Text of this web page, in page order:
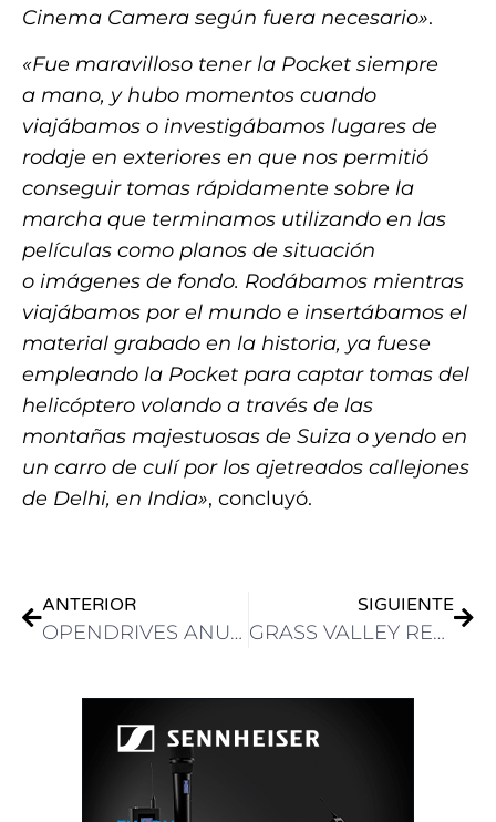
Cinema Camera según fuera necesario».
«Fue maravilloso tener la Pocket siempre
a mano, y hubo momentos cuando
viajábamos o investigábamos lugares de
rodaje en exteriores en que nos permitió
conseguir tomas rápidamente sobre la
marcha que terminamos utilizando en las
películas como planos de situación
o imágenes de fondo. Rodábamos mientras
viajábamos por el mundo e insertábamos el
material grabado en la historia, ya fuese
empleando la Pocket para captar tomas del
helicóptero volando a través de las
montañas majestuosas de Suiza o yendo en
un carro de culí por los ajetreados callejones
de Delhi, en India», concluyó.
ANTERIOR
OPENDRIVES ANUNCIA UN EQUIPO DE LIDERAZGO AMPLIADO PARA RESPALDAR SU CRECIMIENTO E INNOVACIÓN
SIGUIENTE
GRASS VALLEY REALIZARÁ EN LAS VEGAS EL EVENTO «GV FORUM 2025: LEADING THE MEDIA REVOLUTION»